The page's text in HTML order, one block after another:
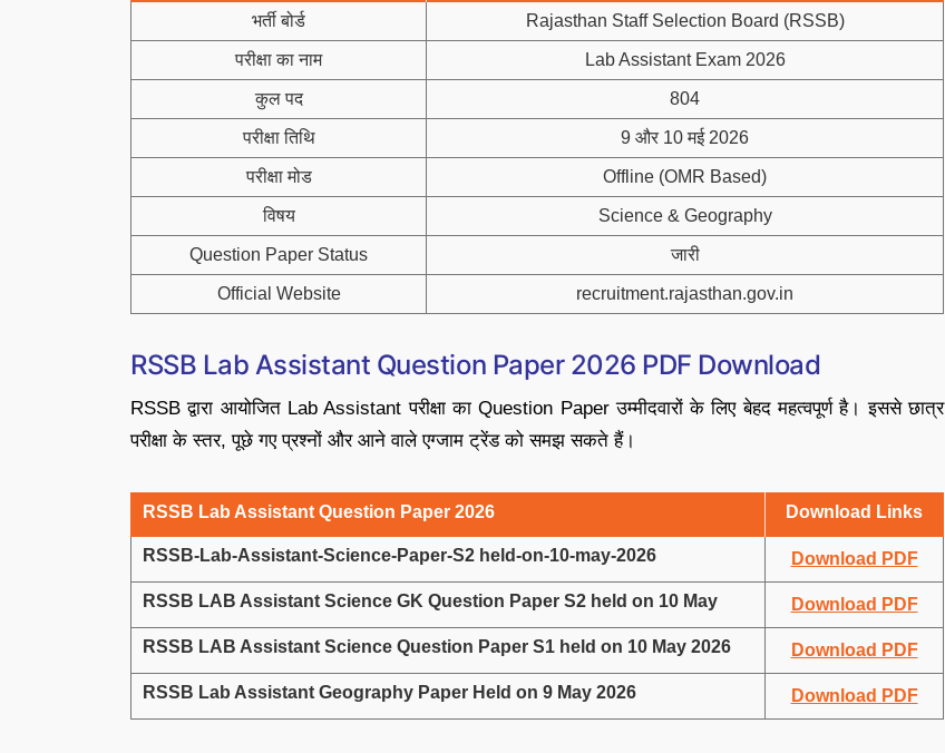
भर्ती बोर्ड Rajasthan Staff Selection Board (RSSB)
परीक्षा का नाम Lab Assistant Exam 2026
कुल पद 804
परीक्षा तिथि 9 और 10 मई 2026
परीक्षा मोड Offline (OMR Based)
विषय Science & Geography
Question Paper Status जारी
Official Website recruitment.rajasthan.gov.in
RSSB Lab Assistant Question Paper 2026 PDF Download
RSSB द्वारा आयोजित Lab Assistant परीक्षा का Question Paper उम्मीदवारों के लिए बेहद महत्वपूर्ण है। इससे छात्र
परीक्षा के स्तर, पूछे गए प्रश्नों और आने वाले एग्जाम ट्रेंड को समझ सकते हैं।
RSSB Lab Assistant Question Paper 2026 Download Links
RSSB-Lab-Assistant-Science-Paper-S2 held-on-10-may-2026 Download PDF
RSSB LAB Assistant Science GK Question Paper S2 held on 10 May Download PDF
RSSB LAB Assistant Science Question Paper S1 held on 10 May 2026 Download PDF
RSSB Lab Assistant Geography Paper Held on 9 May 2026 Download PDF